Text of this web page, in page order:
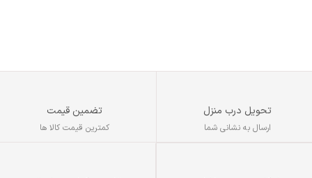
تحویل درب منزل
ارسال به نشانی شما
تضمین قیمت
کمترین قیمت کالا ها